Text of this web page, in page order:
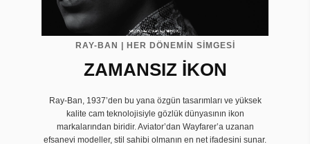
RAY-BAN | HER DÖNEMİN SİMGESİ
ZAMANSIZ İKON
Ray-Ban, 1937’den bu yana özgün tasarımları ve yüksek
kalite cam teknolojisiyle gözlük dünyasının ikon
markalarından biridir. Aviator’dan Wayfarer’a uzanan
efsanevi modeller, stil sahibi olmanın en net ifadesini sunar.